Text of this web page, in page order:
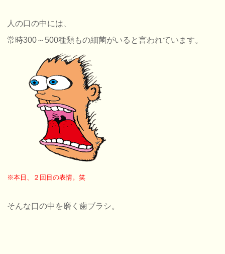
人の口の中には、
常時300～500種類もの細菌がいると言われています。
※本日、２回目の表情。笑
そんな口の中を磨く歯ブラシ。